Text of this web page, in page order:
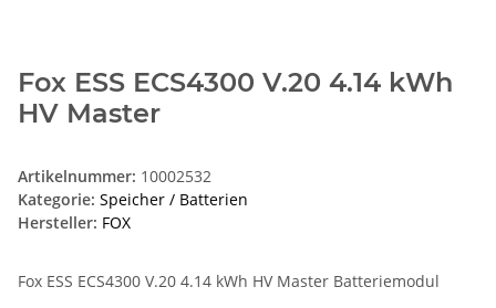
Fox ESS ECS4300 V.20 4.14 kWh
HV Master
Artikelnummer: 10002532
Kategorie: Speicher / Batterien
Hersteller: FOX
Fox ESS ECS4300 V.20 4.14 kWh HV Master Batteriemodul